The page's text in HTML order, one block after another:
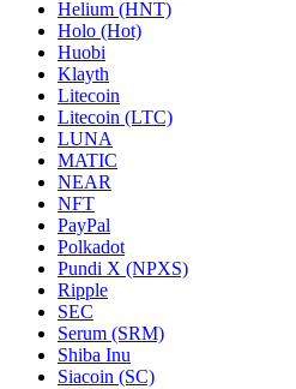
Helium (HNT)
Holo (Hot)
Huobi
Klayth
Litecoin
Litecoin (LTC)
LUNA
MATIC
NEAR
NFT
PayPal
Polkadot
Pundi X (NPXS)
Ripple
SEC
Serum (SRM)
Shiba Inu
Siacoin (SC)